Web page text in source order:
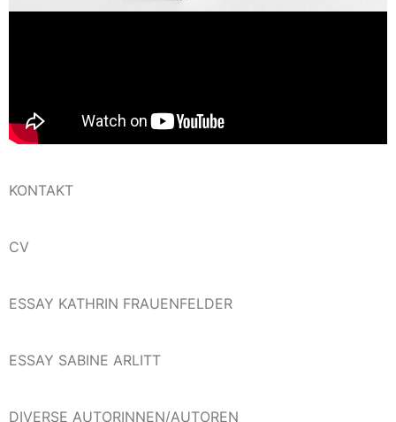
KONTAKT
CV
ESSAY KATHRIN FRAUENFELDER
ESSAY SABINE ARLITT
DIVERSE AUTORINNEN/AUTOREN